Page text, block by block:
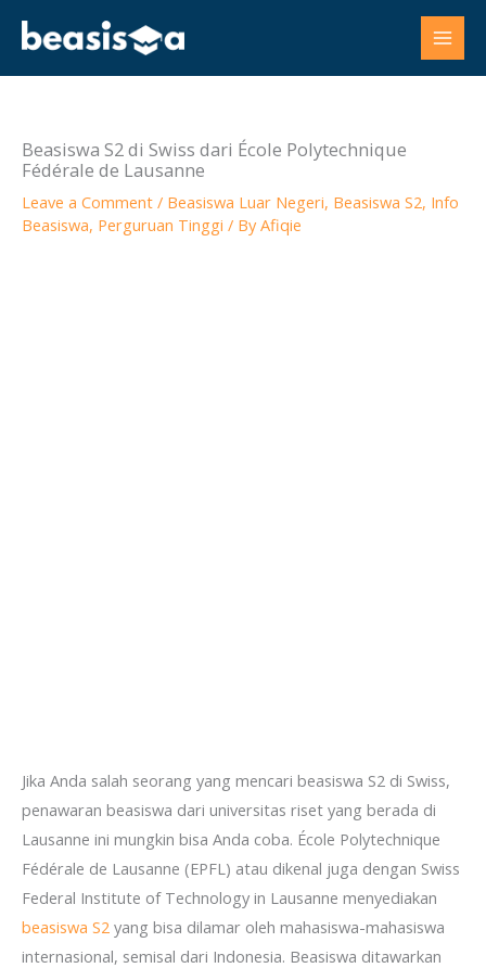
content
Beasiswa S2 di Swiss dari École Polytechnique
Fédérale de Lausanne
Leave a Comment / Beasiswa Luar Negeri, Beasiswa S2, Info
Beasiswa, Perguruan Tinggi / ByAfiqie
Jika Anda salah seorang yang mencari beasiswa S2 di Swiss,
penawaran beasiswa dari universitas riset yang berada di
Lausanne ini mungkin bisa Anda coba. École Polytechnique
Fédérale de Lausanne (EPFL) atau dikenal juga dengan Swiss
Federal Institute of Technology in Lausanne menyediakan
beasiswa S2 yang bisa dilamar oleh mahasiswa-mahasiswa
internasional, semisal dari Indonesia. Beasiswa ditawarkan